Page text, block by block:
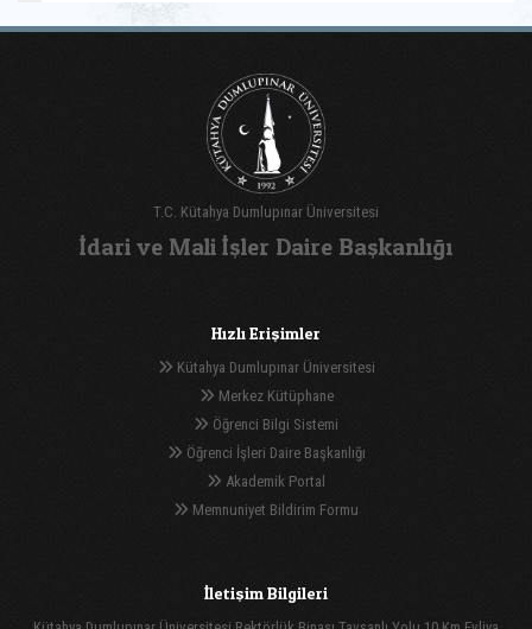
T.C. Kütahya Dumlupınar Üniversitesi
İdari ve Mali İşler Daire Başkanlığı
Hızlı Erişimler
Kütahya Dumlupınar Üniversitesi
Merkez Kütüphane
Öğrenci Bilgi Sistemi
Öğrenci İşleri Daire Başkanlığı
Akademik Portal
Memnuniyet Bildirim Formu
İletişim Bilgileri